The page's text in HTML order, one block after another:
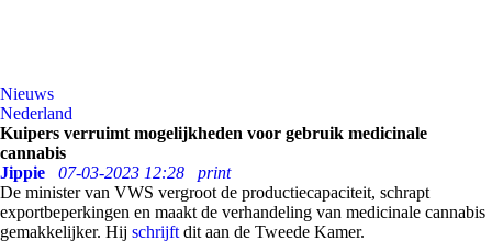
Nieuws
Nederland
Kuipers verruimt mogelijkheden voor gebruik medicinale
cannabis
Jippie
07-03-2023 12:28
print
De minister van VWS vergroot de productiecapaciteit, schrapt
exportbeperkingen en maakt de verhandeling van medicinale cannabis
gemakkelijker. Hij schrijft dit aan de Tweede Kamer.